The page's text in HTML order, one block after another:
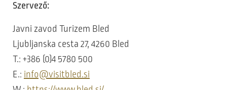
Szervező:
Javni zavod Turizem Bled
Ljubljanska cesta 27, 4260 Bled
T.: +386 (0)4 5780 500
E.: info@visitbled.si